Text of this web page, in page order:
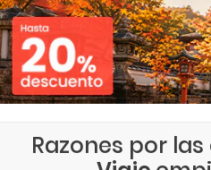
Razones por